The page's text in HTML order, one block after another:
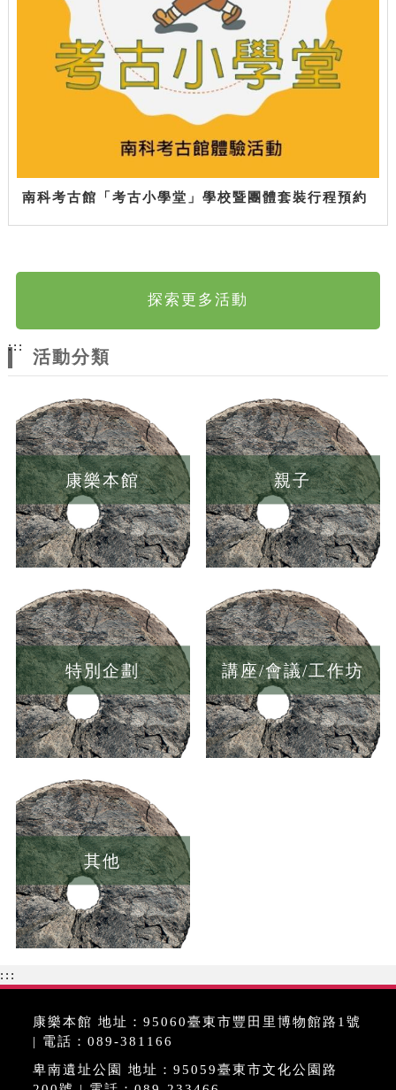
南科考古館「考古小學堂」學校暨團體套裝行程預約
探索更多活動
:::
活動分類
康樂本館 親子
特別企劃 講座/會議/工作坊
其他
:::
康樂本館 地址：95060臺東市豐田里博物館路1號
| 電話：089-381166
卑南遺址公園 地址：95059臺東市文化公園路